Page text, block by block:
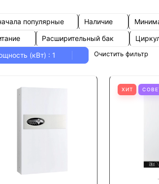
популярные Наличие
Расширительный бак
(кВт) : 1 Очистить фильтр
ХИТ